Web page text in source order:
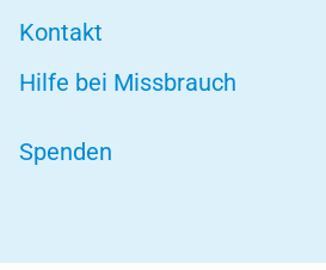
Kontakt
Hilfe bei Missbrauch
Spenden